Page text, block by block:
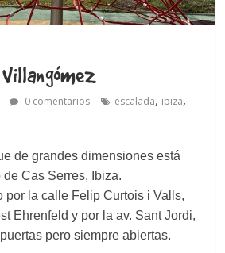
0 comentarios escalada, ibiza,
de grandes dimensiones está
Cas Serres, Ibiza.
por la calle Felip Curtois i Valls,
Ehrenfeld y por la av. Sant Jordi,
pero siempre abiertas.